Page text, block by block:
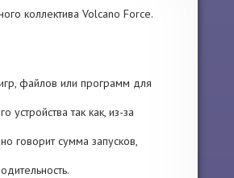
коллектива Volcano Force.
файлов или программ для
так как, из-за
говорит сумма запусков,